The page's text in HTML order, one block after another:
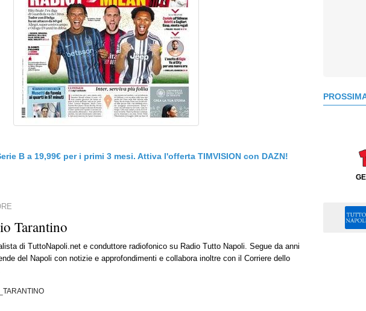
B a 19,99€ per i primi 3 mesi. Attiva l'offerta TIMVISION con DAZN!
Tarantino
di TuttoNapoli.net e conduttore radiofonico su Radio Tutto Napoli. Segue da anni
del Napoli con notizie e approfondimenti e collabora inoltre con il Corriere dello